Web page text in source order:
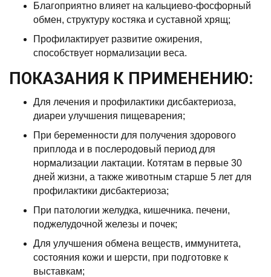
Благоприятно влияет на кальциево-фосфорный
обмен, структуру костяка и суставной хрящ;
Профилактирует развитие ожирения,
способствует нормализации веса.
ПОКАЗАНИЯ К ПРИМЕНЕНИЮ:
Для лечения и профилактики дисбактериоза,
диареи улучшения пищеварения;
При беременности для получения здорового
приплода и в послеродовый период для
нормализации лактации. Котятам в первые 30
дней жизни, а также животным старше 5 лет для
профилактики дисбактериоза;
При патологии желудка, кишечника. печени,
поджелудочной железы и почек;
Для улучшения обмена веществ, иммунитета,
состояния кожи и шерсти, при подготовке к
выставкам;